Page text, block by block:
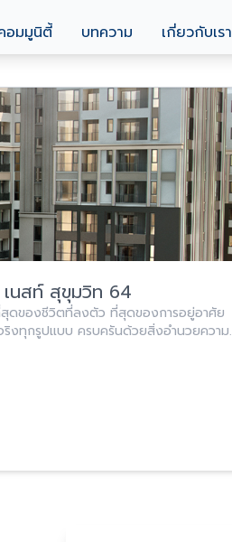
อมมูนิตี้ บทความ เกี่ยวกับเรา
นสท์ สุขุมวิท 64
ดของชีวิตที่ลงตัว ที่สุดของการอยู่อาศัย
งทุกรูปแบบ ครบครันด้วยสิ่งอำนวยความ